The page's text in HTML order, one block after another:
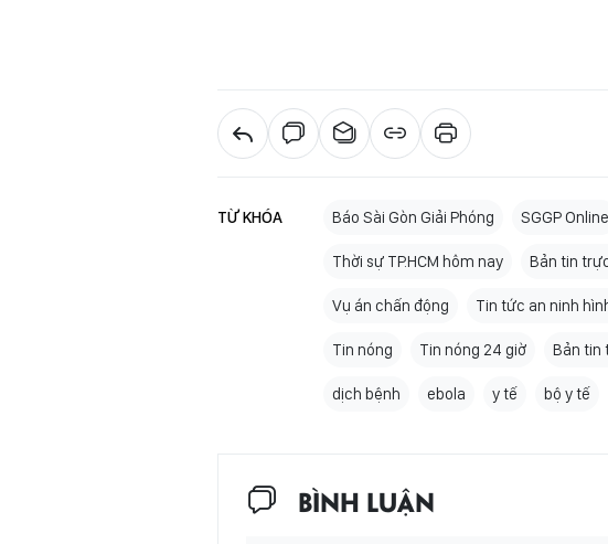
TỪ KHÓA Báo Sài Gòn Giải Phóng SGGP Online
Thời sự TP.HCM hôm nay Bản tin
Vụ án chấn động Tin tức an ninh
Tin nóng Tin nóng 24 giờ Bản tin
dịch bệnh ebola y tế bộ y tế
BÌNH LUẬN